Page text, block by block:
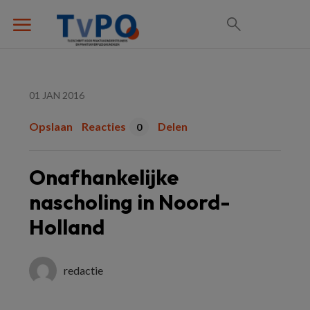
01 JAN 2016
Opslaan Reacties 0 Delen
Onafhankelijke
nascholing in Noord-
Holland
redactie